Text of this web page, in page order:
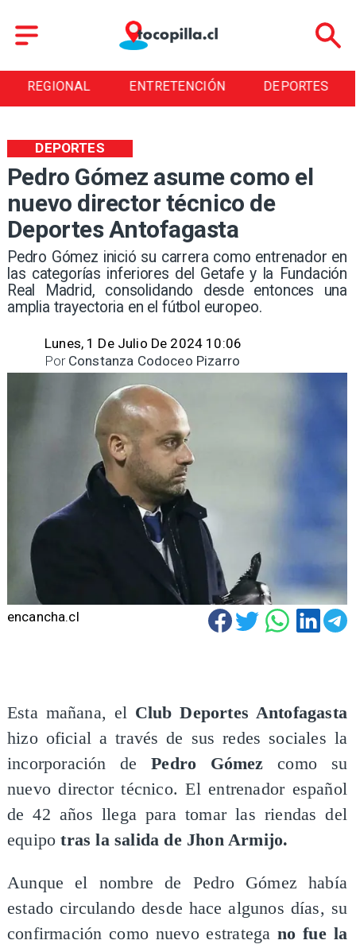
REGIONAL ENTRETENCIÓN DEPORTES
Pedro Gómez asume como el
nuevo director técnico de
Deportes Antofagasta
Pedro Gómez inició su carrera como entrenador en
las categorías inferiores del Getafe y la Fundación
Real Madrid, consolidando desde entonces una
amplia trayectoria en el fútbol europeo.
DEPORTES
Lunes, 1 De Julio De 2024 10:06
Constanza Codoceo Pizarro
Por
encancha.cl
Esta mañana, el Club Deportes Antofagasta
hizo oficial a través de sus redes sociales la
incorporación dePedro Gómez como su
nuevo director técnico. El entrenador español
de 42 años llega para tomar las riendas del
equipotras la salida de Jhon Armijo.
Aunque el nombre de Pedro Gómez había
estado circulando desde hace algunos días, su
confirmación como nuevo estrategano fue la